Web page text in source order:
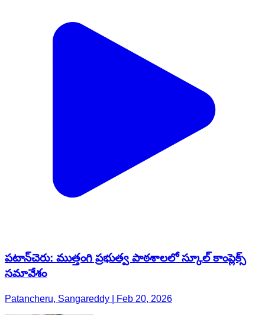
పటాన్​​చెరు: ముత్తంగి ప్రభుత్వ పాఠశాలలో స్కూల్ కాంప్లెక్స్
సమావేశం
Patancheru, Sangareddy | Feb 20, 2026